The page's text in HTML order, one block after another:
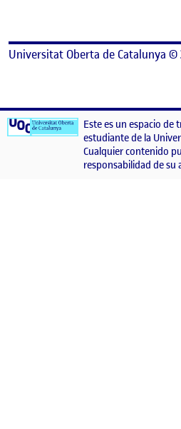
Universitat Oberta de Catalunya ©
Este es un espacio
estudiante de la
Cualquier contenido
responsabilidad de